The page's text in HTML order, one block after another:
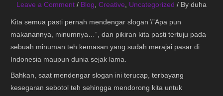
Leave a Comment / Blog Creative Uncategorized / By duha
Kita semua pasti pernah mendengar slogan \”Apa pun
makanannya, minumnya…”, dan pikiran kita pasti tertuju pada
sebuah minuman teh kemasan yang sudah merajai pasar di
Indonesia maupun dunia sejak lama.
Bahkan, saat mendengar slogan ini terucap, terbayang
kesegaran sebotol teh sehingga mendorong kita untuk